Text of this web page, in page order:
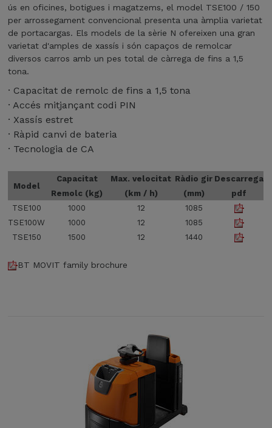
ús en oficines, botigues i magatzems, el model TSE100 / 150
per arrossegament convencional presenta una àmplia varietat
de portacargas. Els models de la sèrie N ofereixen una gran
varietat d'amples de xassís i són capaços de remolcar
diversos carros amb un pes total de càrrega de fins a 1,5
tona.
· Capacitat de remolc de fins a 1,5 tona
· Accés mitjançant codi PIN
· Xassís estret
· Ràpid canvi de bateria
· Tecnologia de CA
Model
Capacitat
Remolc (kg)
Max. velocitat
(km / h)
Ràdio gir
(mm)
Descarrega
pdf
TSE100
1000 12
1085
TSE100W
1000 12
1085
TSE150
1500 12 1440
BT MOVIT family brochure